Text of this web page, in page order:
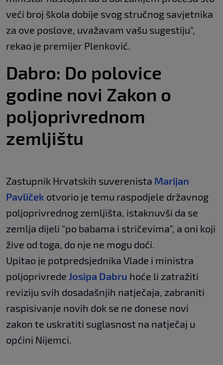
veći broj škola dobije svog stručnog savjetnika
za ove poslove, uvažavam vašu sugestiju",
rekao je premijer Plenković.
Dabro: Do polovice
godine novi Zakon o
poljoprivrednom
zemljištu
Zastupnik Hrvatskih suverenista Marijan
Pavliček otvorio je temu raspodjele državnog
poljoprivrednog zemljišta, istaknuvši da se
zemlja dijeli "po babama i stričevima", a oni koji
žive od toga, do nje ne mogu doći.
Upitao je potpredsjednika Vlade i ministra
poljoprivrede Josipa Dabru hoće li zatražiti
reviziju svih dosadašnjih natječaja, zabraniti
raspisivanje novih dok se ne donese novi
zakon te uskratiti suglasnost na natječaj u
općini Nijemci.